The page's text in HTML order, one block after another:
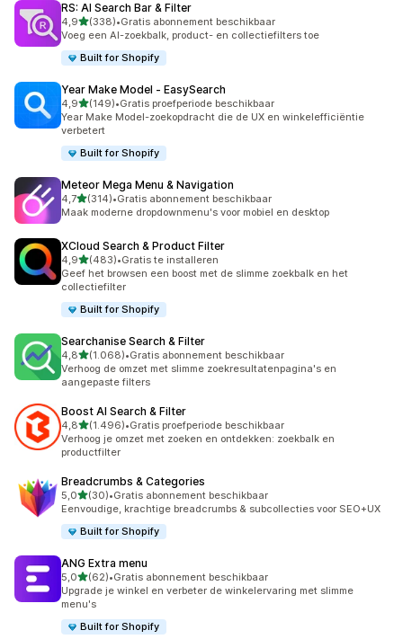
RS: AI Search Bar & Filter
4,9van 5 sterren
(338)
338 recensies in totaal
•Gratis abonnement beschikbaar
Voeg een AI-zoekbalk, product- en collectiefilters toe
Built for Shopify
Year Make Model ‑ EasySearch
4,9van 5 sterren
(149)
149 recensies in totaal
•Gratis proefperiode beschikbaar
Year Make Model-zoekopdracht die de UX en winkelefficiëntie
verbetert
Built for Shopify
Meteor Mega Menu & Navigation
4,7van 5 sterren
(314)
314 recensies in totaal
•Gratis abonnement beschikbaar
Maak moderne dropdownmenu's voor mobiel en desktop
XCloud Search & Product Filter
4,9van 5 sterren
(483)
483 recensies in totaal
•Gratis te installeren
Geef het browsen een boost met de slimme zoekbalk en het
collectiefilter
Built for Shopify
Searchanise Search & Filter
4,8van 5 sterren
(1.068)
1068 recensies in totaal
•Gratis abonnement beschikbaar
Verhoog de omzet met slimme zoekresultatenpagina's en
aangepaste filters
Boost AI Search & Filter
4,8van 5 sterren
(1.496)
1496 recensies in totaal
•Gratis proefperiode beschikbaar
Verhoog je omzet met zoeken en ontdekken: zoekbalk en
productfilter
Breadcrumbs & Categories
5,0van 5 sterren
(30)
30 recensies in totaal
•Gratis abonnement beschikbaar
Eenvoudige, krachtige breadcrumbs & subcollecties voor SEO+UX
Built for Shopify
ANG Extra menu
5,0van 5 sterren
(62)
62 recensies in totaal
•Gratis abonnement beschikbaar
Upgrade je winkel en verbeter de winkelervaring met slimme
menu's
Built for Shopify